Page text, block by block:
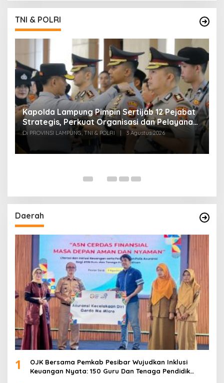
TNI & POLRI
Kapolda Lampung Pimpin Sertijab 12 Pejabat
Strategis, Perkuat Organisasi dan Pelayanan
Polri Presisi
Di PROVINSI LAMPUNG, TNI & POLRI | 3 Agustus 2026
Daerah
1
OJK Bersama Pemkab Pesibar Wujudkan Inklusi
Keuangan Nyata: 150 Guru Dan Tenaga Pendidik